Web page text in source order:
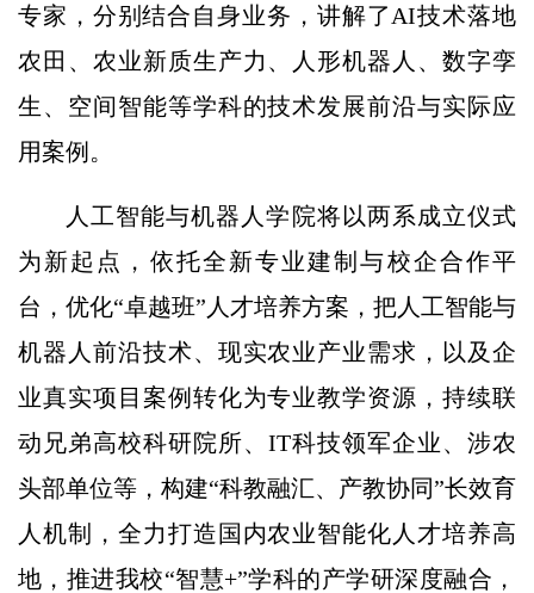
专家，分别结合自身业务，讲解了AI技术落地
农田、农业新质生产力、人形机器人、数字孪
生、空间智能等学科的技术发展前沿与实际应
用案例。
人工智能与机器人学院将以两系成立仪式
为新起点，依托全新专业建制与校企合作平
台，优化“卓越班”人才培养方案，把人工智能与
机器人前沿技术、现实农业产业需求，以及企
业真实项目案例转化为专业教学资源，持续联
动兄弟高校科研院所、IT科技领军企业、涉农
头部单位等，构建“科教融汇、产教协同”长效育
人机制，全力打造国内农业智能化人才培养高
地，推进我校“智慧+”学科的产学研深度融合，